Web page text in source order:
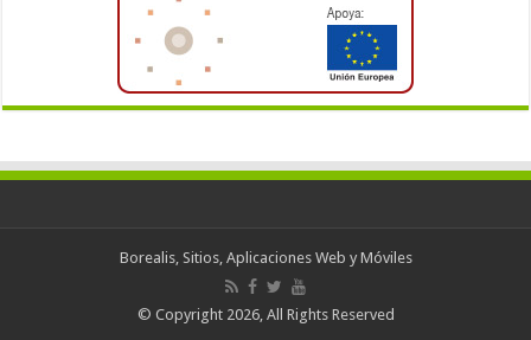
Borealis, Sitios, Aplicaciones Web y Móviles
© Copyright 2026, All Rights Reserved